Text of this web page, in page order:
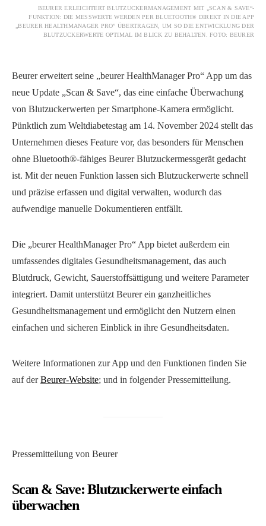
BEURER ERLEICHTERT BLUTZUCKERMANAGEMENT MIT „SCAN & SAVE“-
FUNKTION: DIE MESSWERTE WERDEN PER BLUETOOTH® DIREKT IN DIE APP
„BEURER HEALTHMANAGER PRO” ÜBERTRAGEN, UM SO DIE ENTWICKLUNG DER
BLUTZUCKERWERTE OPTIMAL IM BLICK ZU BEHALTEN. FOTO: BEURER
Beurer erweitert seine „beurer HealthManager Pro“ App um das
neue Update „Scan & Save“, das eine einfache Überwachung
von Blutzuckerwerten per Smartphone-Kamera ermöglicht.
Pünktlich zum Weltdiabetestag am 14. November 2024 stellt das
Unternehmen dieses Feature vor, das besonders für Menschen
ohne Bluetooth®-fähiges Beurer Blutzuckermessgerät gedacht
ist. Mit der neuen Funktion lassen sich Blutzuckerwerte schnell
und präzise erfassen und digital verwalten, wodurch das
aufwendige manuelle Dokumentieren entfällt.
Die „beurer HealthManager Pro“ App bietet außerdem ein
umfassendes digitales Gesundheitsmanagement, das auch
Blutdruck, Gewicht, Sauerstoffsättigung und weitere Parameter
integriert. Damit unterstützt Beurer ein ganzheitliches
Gesundheitsmanagement und ermöglicht den Nutzern einen
einfachen und sicheren Einblick in ihre Gesundheitsdaten.
Weitere Informationen zur App und den Funktionen finden Sie
auf derBeurer-Website; und in folgender Pressemitteilung.
Pressemitteilung von Beurer
Scan & Save: Blutzuckerwerte einfach
überwachen